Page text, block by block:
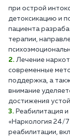
при острой
детоксикацию и
пациента
терапии,
Лечение
современные
поддержка, а
внимание
достижения
Реабилитация
«Наркология 24/
реабилитации,